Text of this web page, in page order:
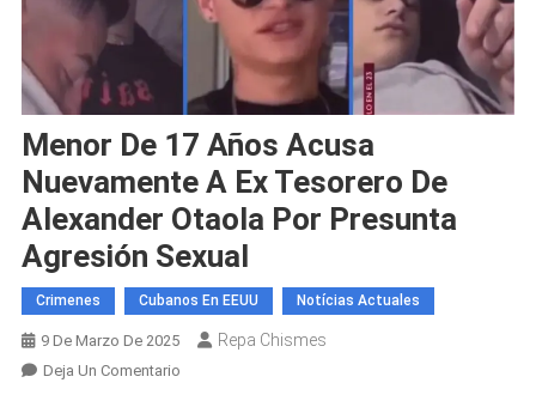
Menor De 17 Años Acusa
Nuevamente A Ex Tesorero De
Alexander Otaola Por Presunta
Agresión Sexual
Crimenes Cubanos En EEUU Notícias Actuales
9 De Marzo De 2025 Repa Chismes
Deja Un ComentarioEn